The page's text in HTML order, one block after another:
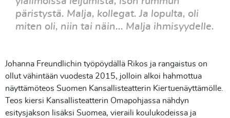
päristystä. Malja, kollegat. Ja lopulta, oli
miten oli, niin tai näin... Malja ihmisyydelle.
Johanna Freundlichin työpöydällä Rikos ja rangaistus on
ollut vähintään vuodesta 2015, jolloin alkoi hahmottua
näyttämöteos Suomen Kansallisteatterin Kiertuenäyttämölle.
Teos kiersi Kansallisteatterin Omapohjassa nähdyn
esitysjakson lisäksi Suomea, vieraili koulukodeissa ja